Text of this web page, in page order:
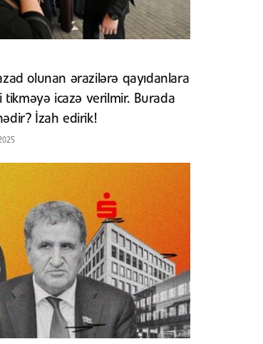
olunan ərazilərə qayıdanlara
tikməyə icazə verilmir. Burada
İzah edirik!